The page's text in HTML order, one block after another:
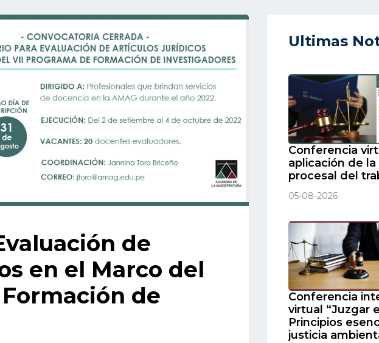
de
en el Marco del
de
Ultimas
Conferencia
aplicación de
procesal del
05-08-2026
Conferencia
virtual “Juzgar
Principios
justicia